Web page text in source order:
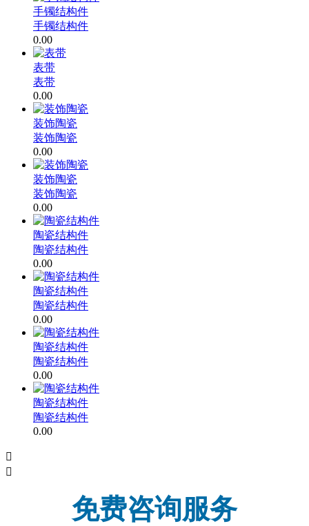
手镯结构件
手镯结构件
0.00
表带
表带
0.00
装饰陶瓷
装饰陶瓷
0.00
装饰陶瓷
装饰陶瓷
0.00
陶瓷结构件
陶瓷结构件
0.00
陶瓷结构件
陶瓷结构件
0.00
陶瓷结构件
陶瓷结构件
0.00
陶瓷结构件
陶瓷结构件
0.00


免费咨询服务